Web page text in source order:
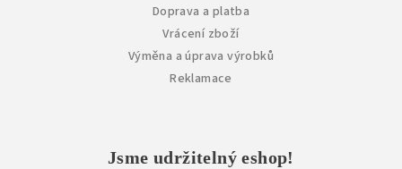
Doprava a platba
Vrácení zboží
Výměna a úprava výrobků
Reklamace
Jsme udržitelný eshop!